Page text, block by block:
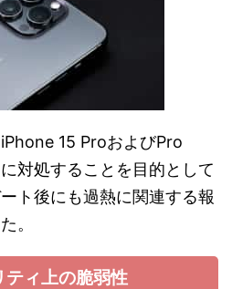
15 ProおよびPro
対処することを目的として
ト後にも過熱に関連する報
。
ティ上の脆弱性